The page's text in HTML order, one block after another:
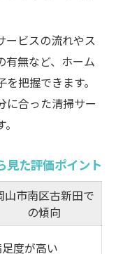
コミ傾向まと
時の注意点
用法を紹介
ーニング業者
を見極める方
びのポイント
ービスの流れやス
有無など、ホーム
把握できます。
に合った清掃サー
見た評価ポイント
山市南区古新田で
の傾向
度が高い